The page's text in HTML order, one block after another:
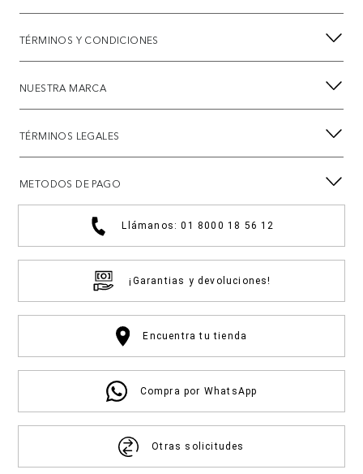
TÉRMINOS Y CONDICIONES
NUESTRA MARCA
TÉRMINOS LEGALES
METODOS DE PAGO
Llámanos: 01 8000 18 56 12
¡Garantias y devoluciones!
Encuentra tu tienda
Compra por WhatsApp
Otras solicitudes